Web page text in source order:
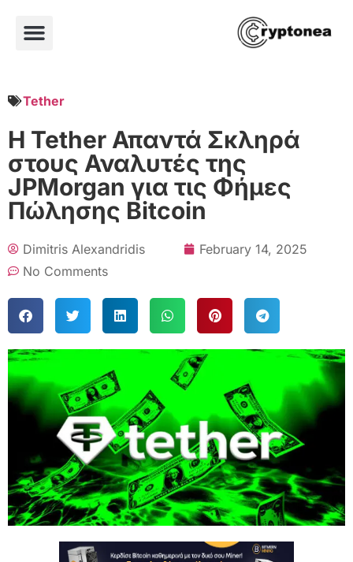
Tether
Η Tether Απαντά Σκληρά
στους Αναλυτές της
JPMorgan για τις Φήμες
Πώλησης Bitcoin
Dimitris Alexandridis
February 14, 2025
No Comments